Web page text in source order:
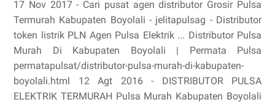
17 Nov 2017 - Cari pusat agen distributor Grosir Pulsa
Termurah Kabupaten Boyolali - jelitapulsag - Distributor
token listrik PLN Agen Pulsa Elektrik ... Distributor Pulsa
Murah Di Kabupaten Boyolali | Permata Pulsa
permatapulsat/distributor-pulsa-murah-di-kabupaten-
boyolali.html 12 Agt 2016 - DISTRIBUTOR PULSA
ELEKTRIK TERMURAH Pulsa Murah Kabupaten Boyolali